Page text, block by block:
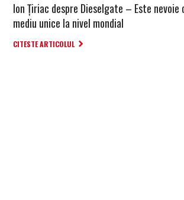
Ion Țiriac despre Dieselgate – Este nevoie
mediu unice la nivel mondial
CITESTE ARTICOLUL